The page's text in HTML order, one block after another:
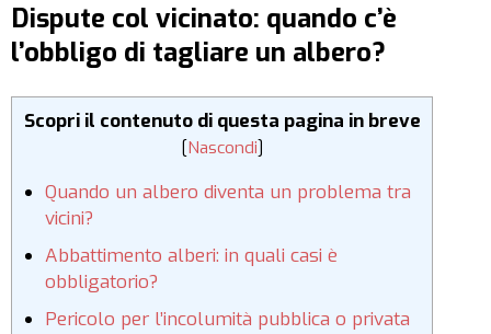
Dispute col vicinato: quando c’è
l’obbligo di tagliare un albero?
Scopri il contenuto di questa pagina in breve
[Nascondi]
Quando un albero diventa un problema tra
vicini?
Abbattimento alberi: in quali casi è
obbligatorio?
Pericolo per l’incolumità pubblica o privata